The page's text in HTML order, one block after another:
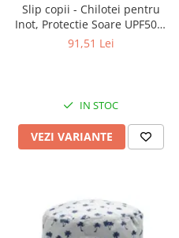
Slip copii - Chilotei pentru
Inot, Protectie Soare UPF50+,
Floral Mint, Diverse marimi
91,51 Lei
IN STOC
VEZI VARIANTE